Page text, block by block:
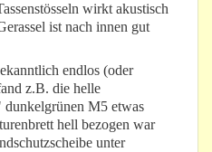
wirkt akustisch
ist nach innen gut
endlos (oder
z.B. die helle
M5 etwas
hell bezogen war
unter